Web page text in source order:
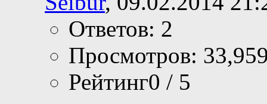
Ответов: 2
Просмотров:
Рейтинг0 / 5